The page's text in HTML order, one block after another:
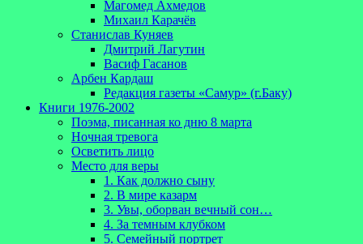
Магомед Ахмедов
Михаил Карачёв
Станислав Куняев
Дмитрий Лагутин
Васиф Гасанов
Арбен Кардаш
Редакция газеты «Самур» (г.Баку)
Книги 1976-2002
Поэма, писанная ко дню 8 марта
Ночная тревога
Осветить лицо
Место для веры
1. Как должно сыну
2. В мире казарм
3. Увы, оборван вечный сон…
4. За темным клубком
5. Семейный портрет